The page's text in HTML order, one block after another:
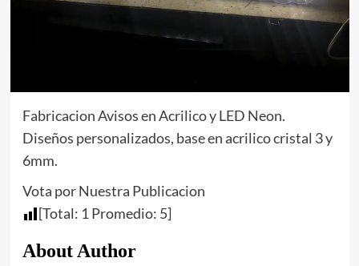
Fabricacion Avisos en Acrilico y LED Neon.
Diseños personalizados, base en acrilico cristal 3 y
6mm.
Vota por Nuestra Publicacion
[Total: 1 Promedio: 5]
About Author